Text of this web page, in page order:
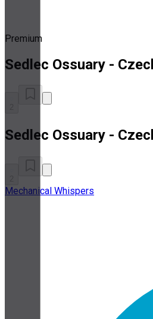
Premium
Sedlec Ossuary -
Sedlec Ossuary -
Mechanical Whispers